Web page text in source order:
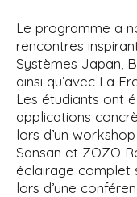
Le programme a
rencontres
Systèmes Japan,
ainsi qu’avec La
Les étudiants ont
applications
lors d’un
Sansan et ZOZO
éclairage complet
lors d’une